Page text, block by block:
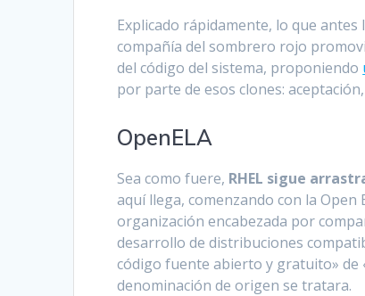
Explicado rápidamente, lo que
compañía del sombrero rojo
del código del sistema, proponiendo
por parte de esos clones:
OpenELA
Sea como fuere, RHEL sigue
aquí llega, comenzando con la
organización encabezada por
desarrollo de distribuciones
código fuente abierto y gratuito» de
denominación de origen se tratara.